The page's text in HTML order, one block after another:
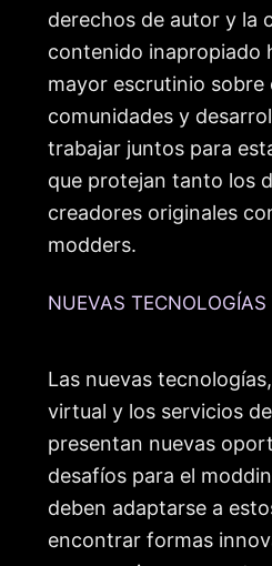
derechos de autor y la
contenido inapropiado
mayor escrutinio sobre
comunidades y
trabajar juntos para
que protejan tanto los
creadores originales
modders.
NUEVAS
Las nuevas
virtual y los servicios
presentan nuevas
desafíos para el
deben adaptarse a
encontrar formas